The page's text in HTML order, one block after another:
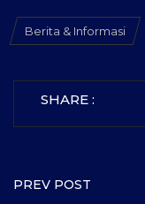
Berita & Informasi
SHARE :
PREV POST